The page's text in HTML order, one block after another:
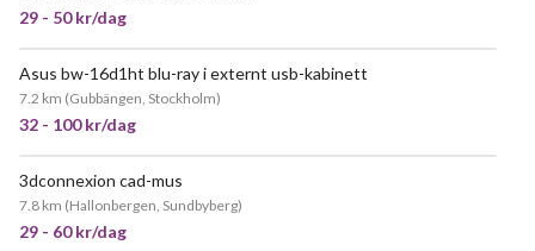
29 - 50 kr/dag
JÄTTEPOPULÄR
Asus bw-16d1ht blu-ray i externt usb-kabinett
7.2 km (Gubbängen, Stockholm)
32 - 100 kr/dag
3dconnexion cad-mus
7.8 km (Hallonbergen, Sundbyberg)
29 - 60 kr/dag